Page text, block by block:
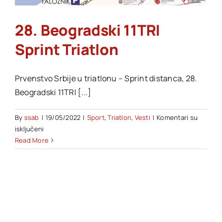
Akti SSAB
Kontakt
28. Beogradski 11TRI
Sprint Triatlon
Prvenstvo Srbije u triatlonu – Sprint distanca, 28.
Beogradski 11TRI [...]
By ssab | 19/05/2022 | Sport,Triatlon, Vesti | Komentari su
isključeni
28.
Beogradski
Read More